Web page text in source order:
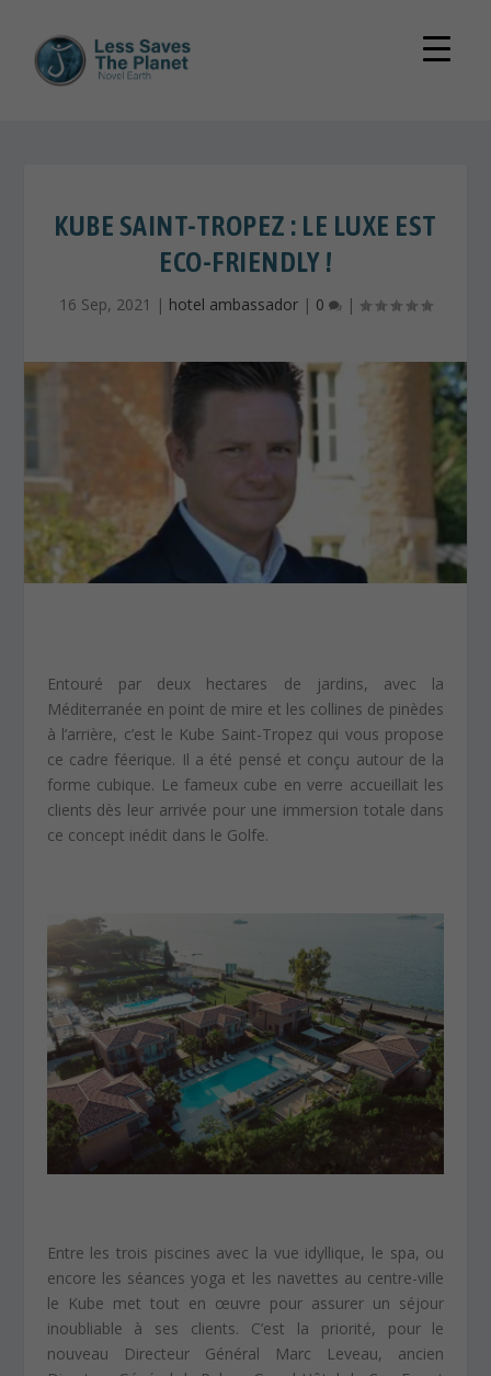
KUBE SAINT-TROPEZ : LE LUXE EST
ECO-FRIENDLY !
16 Sep, 2021 | hotel ambassador | 0 |
Entouré par deux hectares de jardins, avec la
Méditerranée en point de mire et les collines de pinèdes
à l’arrière, c’est le Kube Saint-Tropez qui vous propose
ce cadre féerique. Il a été pensé et conçu autour de la
forme cubique. Le fameux cube en verre accueillait les
clients dès leur arrivée pour une immersion totale dans
ce concept inédit dans le Golfe.
Entre les trois piscines avec la vue idyllique, le spa, ou
encore les séances yoga et les navettes au centre-ville
le Kube met tout en œuvre pour assurer un séjour
inoubliable à ses clients. C’est la priorité, pour le
nouveau Directeur Général Marc Leveau, ancien